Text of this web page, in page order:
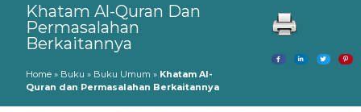
Khatam Al-Quran Dan
Permasalahan
Berkaitannya
Home » Buku » Buku Umum » Khatam Al-
Quran dan Permasalahan Berkaitannya